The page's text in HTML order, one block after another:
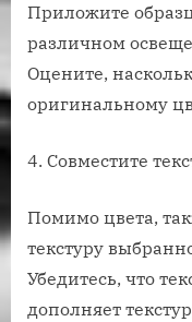
Приложите
различном
Оцените,
оригинальному
4. Совместите
Помимо цвета,
текстуру
Убедитесь, что
дополняет